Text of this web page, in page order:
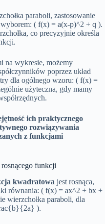
paraboli, zastosowanie
wyborem: ( f(x) = a(x-p)^2 + q ).
co precyzyjnie określa
na wykresie, możemy
poprzez układ
dla ogólnego wzoru: ( f(x) =
użyteczna, gdy mamy
ich praktycznego
rozwiązywania
z funkcjami
rosnącego funkcji
kwadratowa jest rosnąca,
równania: ( f(x) = ax^2 + bx +
wierzchołka paraboli, dla
).